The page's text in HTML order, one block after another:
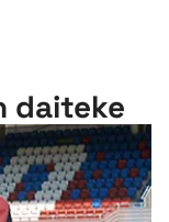
daiteke